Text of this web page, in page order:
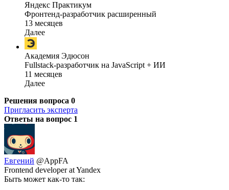
Яндекс Практикум
Фронтенд-разработчик расширенный
13 месяцев
Далее
Академия Эдюсон
Fullstack-разработчик на JavaScript + ИИ
11 месяцев
Далее
Решения вопроса 0
Пригласить эксперта
Ответы на вопрос 1
Евгений @AppFA
Frontend developer at Yandex
Быть может как-то так: